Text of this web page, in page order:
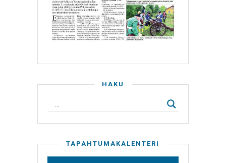
HAKU
TAPAHTUMAKALENTERI